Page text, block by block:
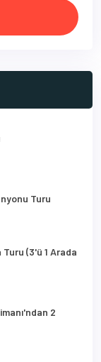
Turu
(3'ü 1 Arada
2